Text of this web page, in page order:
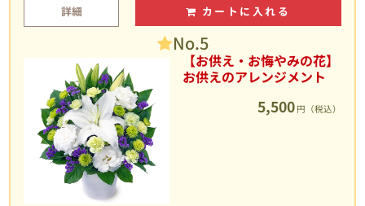
詳細 カートに入れる
No.5
【お供え・お悔やみの花】
お供えのアレンジメント
5,500 円（税込）